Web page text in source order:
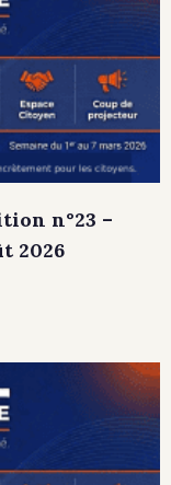
n°23 –
2026